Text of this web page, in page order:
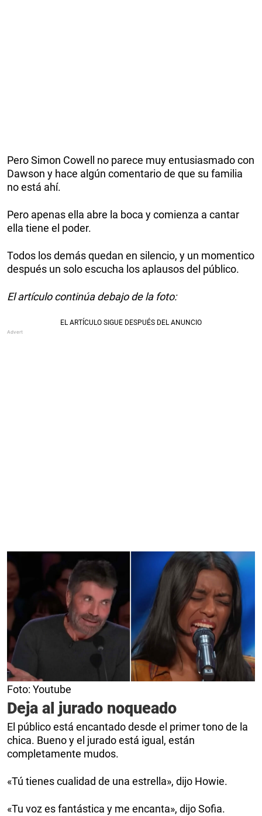
Pero Simon Cowell no parece muy entusiasmado con
Dawson y hace algún comentario de que su familia
no está ahí.
Pero apenas ella abre la boca y comienza a cantar
ella tiene el poder.
Todos los demás quedan en silencio, y un momentico
después un solo escucha los aplausos del público.
El artículo continúa debajo de la foto:
Foto: Youtube
Deja al jurado noqueado
El público está encantado desde el primer tono de la
chica. Bueno y el jurado está igual, están
completamente mudos.
«Tú tienes cualidad de una estrella», dijo Howie.
«Tu voz es fantástica y me encanta», dijo Sofia.